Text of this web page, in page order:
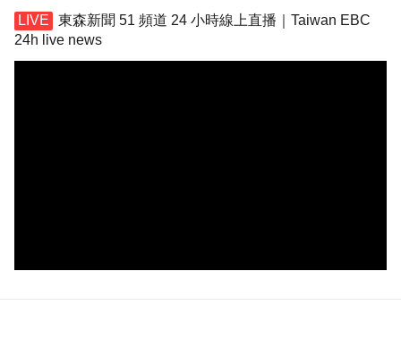
東森新聞 51 頻道 24 小時線上直播｜Taiwan EBC
24h live news